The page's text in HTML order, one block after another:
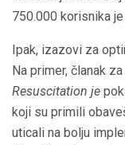
750.000 korisnika
Ipak, izazovi za
Na primer, članak
Resuscitation je
koji su primili
uticali na bolju